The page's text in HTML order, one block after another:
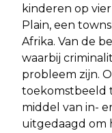
kinderen op
Plain, een
Afrika. Van de
waarbij
probleem zijn.
toekomstbeeld
middel van in-
uitgedaagd om